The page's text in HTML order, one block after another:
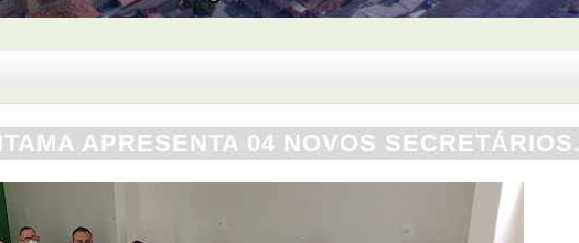
APRESENTA 04 NOVOS SECRETÁRIOS.